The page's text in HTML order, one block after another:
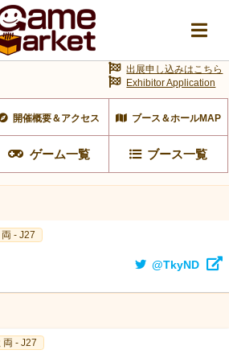
開催概要＆アクセス ブース＆ホールMAP
ゲーム一覧 ブース一覧
出展申し込みはこちら
Exhibitor Application
- J27
@TkyND
両 - J27